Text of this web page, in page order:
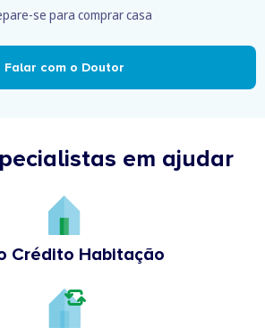
se para comprar casa
Falar com o Doutor
em ajudar
Crédito Habitação